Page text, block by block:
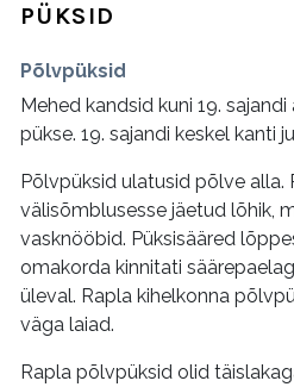
PÜKSID
Põlvpüksid
Mehed kandsid kuni 19.
pükse. 19. sajandi keskel kanti
Põlvpüksid ulatusid põlve alla.
välisõmblusesse jäetud lõhik,
vasknööbid. Püksisääred
omakorda kinnitati
üleval. Rapla kihelkonna
väga laiad.
Rapla põlvpüksid olid